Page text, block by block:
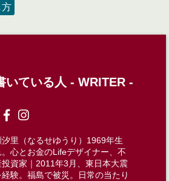
方
いている人 - WRITER -
汐里（なるせゆうり）1969年生
。心とお金のLifeデザイナー、不
投資家｜2011年3月、東日本大震
経験。福島で被災。日常の当たり